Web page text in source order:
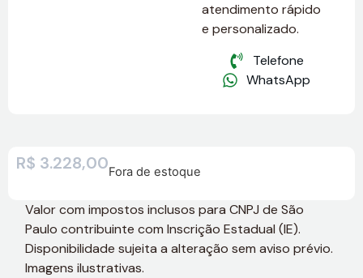
atendimento rápido
e personalizado.
Telefone
WhatsApp
R$ 3.228,00Fora de estoque
Valor com impostos inclusos para CNPJ de São
Paulo contribuinte com Inscrição Estadual (IE).
Disponibilidade sujeita a alteração sem aviso prévio.
Imagens ilustrativas.